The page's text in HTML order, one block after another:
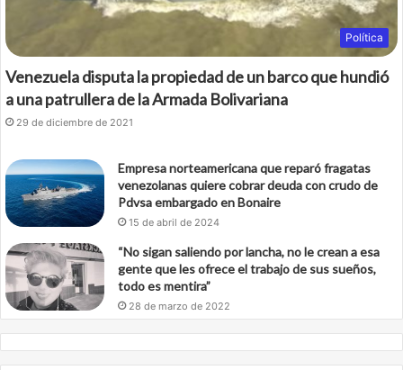
Política
Venezuela disputa la propiedad de un barco que hundió
a una patrullera de la Armada Bolivariana
29 de diciembre de 2021
Empresa norteamericana que reparó fragatas
venezolanas quiere cobrar deuda con crudo de
Pdvsa embargado en Bonaire
15 de abril de 2024
“No sigan saliendo por lancha, no le crean a esa
gente que les ofrece el trabajo de sus sueños,
todo es mentira”
28 de marzo de 2022